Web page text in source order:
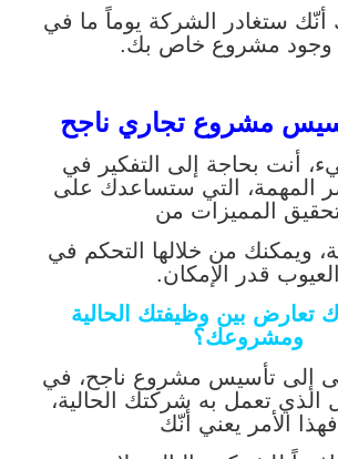
ستغادر الشركة يوماً ما في
وجود مشروع خاص بك.
مشروع تجاري ناجح
أنت بحاجة إلى التفكير في
المهمة، التي ستساعدك على
المميزات من
ويمكنك من خلالها التحكم في
العيوب قدر الإمكان.
تعارض بين وظيفتك الحالية
ومشروعك؟
إلى تأسيس مشروع ناجح، في
تعمل به شركتك الحالية،
فهذا الأمر يعني أنّك